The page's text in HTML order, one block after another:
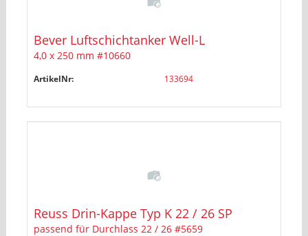
Bever Luftschichtanker Well-L
4,0 x 250 mm #10660
ArtikelNr: 133694
Reuss Drin-Kappe Typ K 22 / 26 SP
passend für Durchlass 22 / 26 #5659